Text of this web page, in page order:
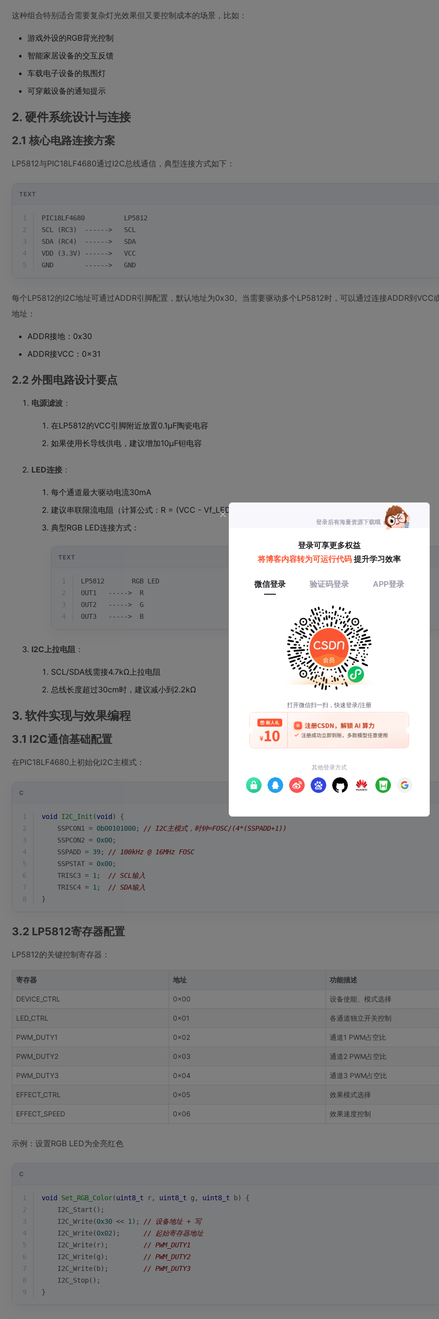
这种组合特别适合需要复杂灯光效果但又要控制成本的场景，比如：
游戏外设的RGB背光控制
智能家居设备的交互反馈
车载电子设备的氛围灯
可穿戴设备的通知提示
2. 硬件系统设计与连接
2.1 核心电路连接方案
LP5812与PIC18LF4680通过I2C总线通信，典型连接方式如下：
TEXT
1
PIC18LF4680          LP5812
2
SCL (RC3)  ------>   SCL
3
SDA (RC4)  ------>   SDA
4
VDD (3.3V) ------>   VCC
5
GND        ------>   GND
每个LP5812的I2C地址可通过ADDR引脚配置，默认地址为0x30。当需要驱动多个LP5812时，可以通过连接ADDR到VCC
地址：
ADDR接地：0x30
ADDR接VCC：0x31
2.2 外围电路设计要点
电源滤波 ：
在LP5812的VCC引脚附近放置0.1μF陶瓷电容
如果使用长导线供电，建议增加10μF钽电容
LED连接 ：
每个通道最大驱动电流30mA
建议串联限流电阻（计算公式：R = (VCC - Vf_LED)/I_LED）
典型RGB LED连接方式：
TEXT
1
LP5812       RGB LED
2
OUT1   ----->  R
3
OUT2   ----->  G
4
OUT3   ----->  B
I2C上拉电阻 ：
SCL/SDA线需接4.7kΩ上拉电阻
总线长度超过30cm时，建议减小到2.2kΩ
3. 软件实现与效果编程
3.1 I2C通信基础配置
在PIC18LF4680上初始化I2C主模式：
C
1 void I2C_Init (void )
{
2
    SSPCON1 =
0b00101000; // I2C主模式，时钟=FOSC/(4*(SSPADD+1))
3
    SSPCON2 =
0x00;
4
    SSPADD =
39; // 100kHz @ 16MHz FOSC
5
    SSPSTAT =
0x00;
6
    TRISC3 =
1 ; // SCL输入
7
    TRISC4 =
1 ; // SDA输入
8
}
3.2 LP5812寄存器配置
LP5812的关键控制寄存器：
寄存器 地址 功能描述
DEVICE_CTRL 0x00 设备使能、模式选择
LED_CTRL 0x01 各通道独立开关控制
PWM_DUTY1 0x02 通道1 PWM占空比
PWM_DUTY2 0x03 通道2 PWM占空比
PWM_DUTY3 0x04 通道3 PWM占空比
EFFECT_CTRL 0x05 效果模式选择
EFFECT_SPEED 0x06 效果速度控制
示例：设置RGB LED为全亮红色
C
1 void Set_RGB_Color(uint8_t r, uint8_t g, uint8_t b)
{
2
    I2C_Start();
3
    I2C_Write(
0x30 << 1 ); // 设备地址 + 写
4
    I2C_Write(
0x02); // 起始寄存器地址
5
    I2C_Write(r);
// PWM_DUTY1
6
    I2C_Write(g);
// PWM_DUTY2
7
    I2C_Write(b);
// PWM_DUTY3
8
    I2C_Stop();
9
}